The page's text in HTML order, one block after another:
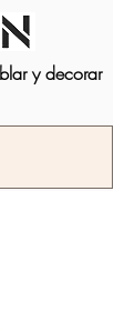
y decorar